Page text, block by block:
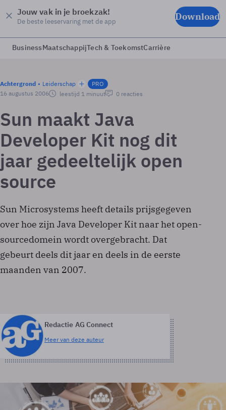
Jouw vak in je broekzak!
De beste leeservaring met de app Download
BusinessMaatschappijTech & ToekomstCarrière
Achtergrond Leiderschap
PRO
16 augustus 2006
leestijd 1 minuut 0 reacties
Sun maakt Java
Developer Kit nog dit
jaar gedeeltelijk open
source
Sun Microsystems heeft details prijsgegeven
over hoe zijn Java Developer Kit naar het open-
sourcedomein wordt overgebracht. Dat
gebeurt deels dit jaar en deels in de eerste
maanden van 2007.
Redactie AG Connect
Meer van deze auteur